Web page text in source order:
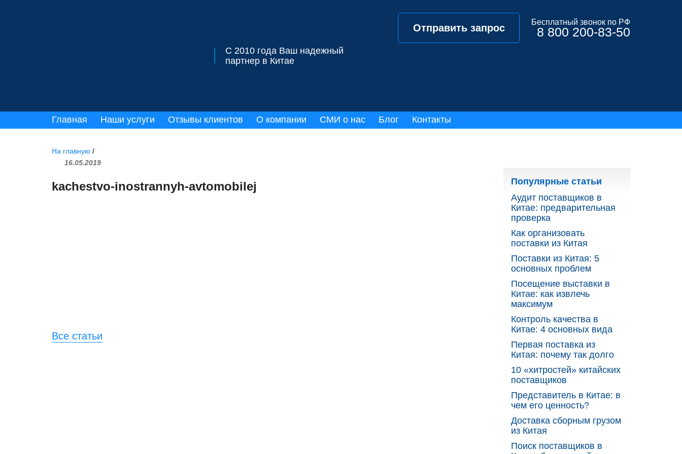
С 2010 года Ваш надежный
партнер в Китае
Отправить запрос
Бесплатный звонок по РФ
8 800 200-83-50
Главная Наши услуги Отзывы клиентов О компании СМИ о нас Блог Контакты
На главную /
16.05.2019
kachestvo-inostrannyh-avtomobilej
Все статьи
Популярные статьи
Аудит поставщиков в
Китае: предварительная
проверка
Как организовать
поставки из Китая
Поставки из Китая: 5
основных проблем
Посещение выставки в
Китае: как извлечь
максимум
Контроль качества в
Китае: 4 основных вида
Первая поставка из
Китая: почему так долго
10 «хитростей» китайских
поставщиков
Представитель в Китае: в
чем его ценность?
Доставка сборным грузом
из Китая
Поиск поставщиков в